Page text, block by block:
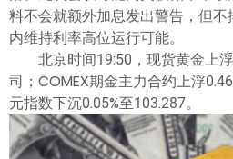
日本語
Tiếng việt
ไทย
料不会就额外加息发出警告，但
内维持利率高位运行可能。
北京时间19:50，现货黄金上
司；COMEX期金主力合约上浮
元指数下沉0.05%至103.287。